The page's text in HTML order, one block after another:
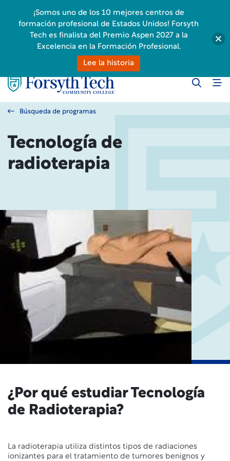
Búsqueda de programas
Tecnología de
radioterapia
¿Por qué estudiar Tecnología
de Radioterapia?
La radioterapia utiliza distintos tipos de radiaciones
ionizantes para el tratamiento de tumores benignos y
¡Somos uno de los 10 mejores centros de
formación profesional de Estados Unidos! Forsyth
Tech es finalista del Premio Aspen 2027 a la
Excelencia en la Formación Profesional.
Lee la historia